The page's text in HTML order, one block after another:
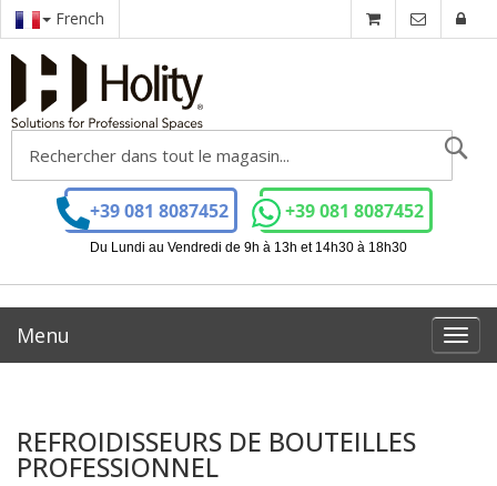
French
+39 081 8087452 +39 081 8087452
Du Lundi au Vendredi de 9h à 13h et 14h30 à 18h30
Menu
REFROIDISSEURS DE BOUTEILLES
PROFESSIONNEL